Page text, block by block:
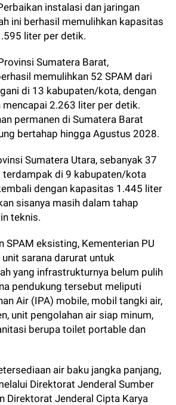
instalasi dan jaringan
ini berhasil memulihkan kapasitas
liter per detik.
Sumatera Barat,
memulihkan 52 SPAM dari
di 13 kabupaten/kota, dengan
mencapai 2.263 liter per detik.
permanen di Sumatera Barat
bertahap hingga Agustus 2028.
Sumatera Utara, sebanyak 37
terdampak di 9 kabupaten/kota
dengan kapasitas 1.445 liter
sisanya masih dalam tahap
teknis.
SPAM eksisting, Kementerian PU
sarana darurat untuk
yang infrastrukturnya belum pulih
pendukung tersebut meliputi
Air (IPA) mobile, mobil tangki air,
unit pengolahan air siap minum,
berupa toilet portable dan
air baku jangka panjang,
Direktorat Jenderal Sumber
Direktorat Jenderal Cipta Karya